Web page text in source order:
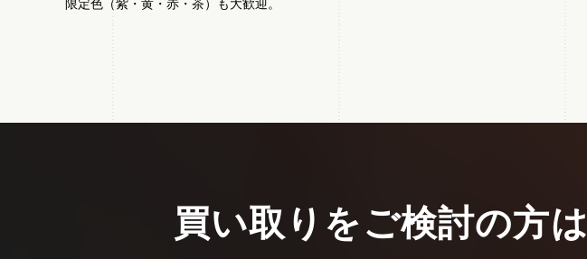
買い取りをご検討の方は